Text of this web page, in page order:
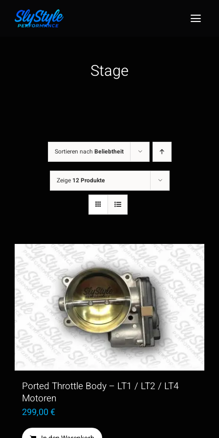
Inhalt
Stage
Sortieren nach Beliebtheit
Zeige 12 Produkte
Ported Throttle Body – LT1 / LT2 / LT4
Motoren
299,00€